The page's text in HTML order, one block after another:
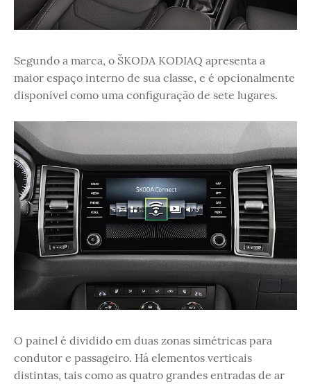
Segundo a marca, o ŠKODA KODIAQ apresenta a
maior espaço interno de sua classe, e é opcionalmente
disponível como uma configuração de sete lugares.
O painel é dividido em duas zonas simétricas para
condutor e passageiro. Há elementos verticais
distintas, tais como as quatro grandes entradas de ar